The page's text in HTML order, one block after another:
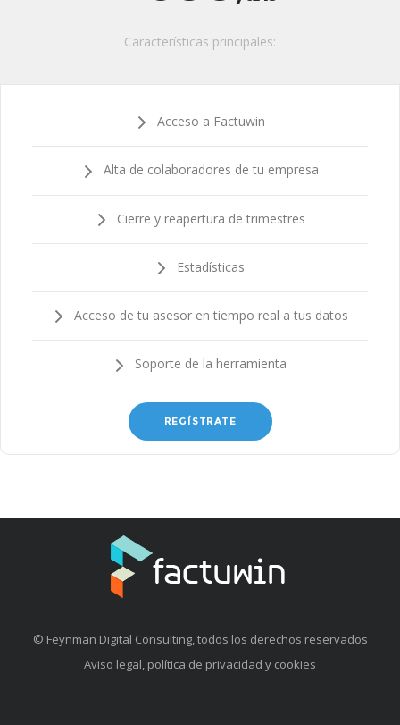
Características principales:
Acceso a Factuwin
Alta de colaboradores de tu empresa
Cierre y reapertura de trimestres
Estadísticas
Acceso de tu asesor en tiempo real a tus datos
Soporte de la herramienta
REGÍSTRATE
© Feynman Digital Consulting, todos los derechos reservados
Aviso legal, política de privacidad y cookies